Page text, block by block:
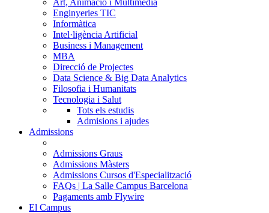
Art, Animació i Multimèdia
Enginyeries TIC
Informàtica
Intel·ligència Artificial
Business i Management
MBA
Direcció de Projectes
Data Science & Big Data Analytics
Filosofia i Humanitats
Tecnologia i Salut
Tots els estudis
Admisions i ajudes
Admissions
Admissions Graus
Admissions Màsters
Admissions Cursos d'Especialització
FAQs | La Salle Campus Barcelona
Pagaments amb Flywire
El Campus